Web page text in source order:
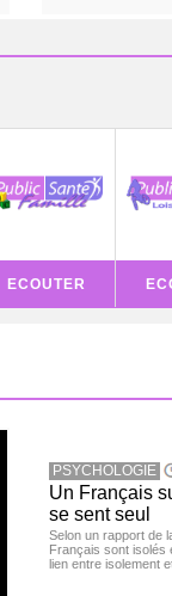
ECOUTER
PSYCHOLOGIE
Un Français
se sent seul
Selon un rapport de
Français sont isolés
lien entre isolement